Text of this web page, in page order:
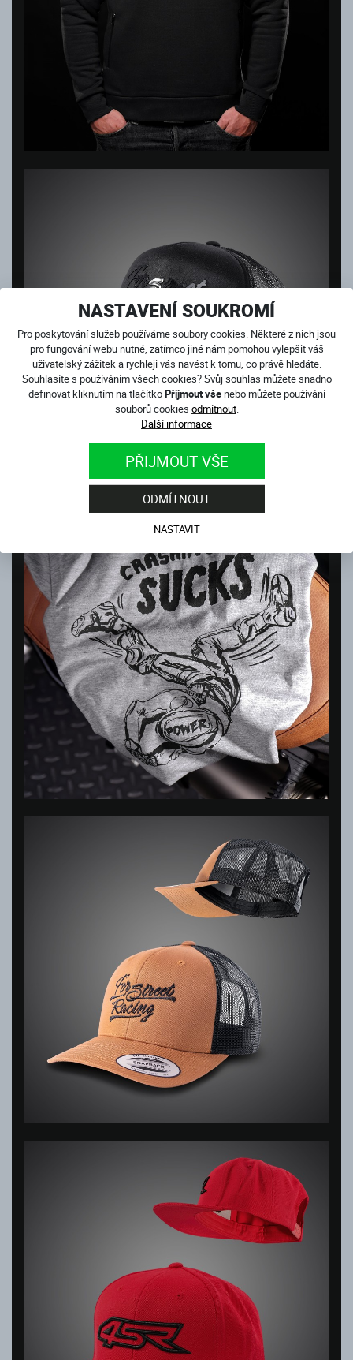
NASTAVENÍ SOUKROMÍ
Pro poskytování služeb používáme soubory cookies. Některé z nich jsou
pro fungování webu nutné, zatímco jiné nám pomohou vylepšit váš
uživatelský zážitek a rychleji vás navést k tomu, co právě hledáte.
Souhlasíte s používáním všech cookies? Svůj souhlas můžete snadno
definovat kliknutím na tlačítkoPřijmout všenebo můžete používání
souborů cookies odmítnout.
Další informace
PŘIJMOUT VŠE
ODMÍTNOUT
NASTAVIT